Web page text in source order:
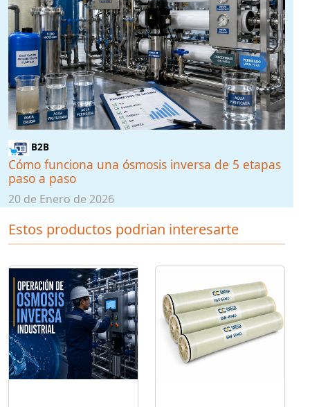
B2B
Cómo funciona una ósmosis inversa de 5 etapas
paso a paso
20 de Enero de 2026
Estos productos podrian interesarte